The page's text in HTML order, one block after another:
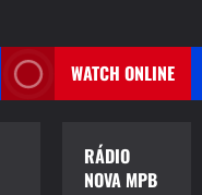
WATCH ONLINE
RÁDIO
NOVA MPB